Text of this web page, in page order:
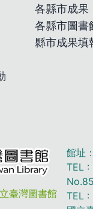
各縣市成果
各縣市圖書
縣市成果填
臺灣圖書館
館址
TEL
TEL